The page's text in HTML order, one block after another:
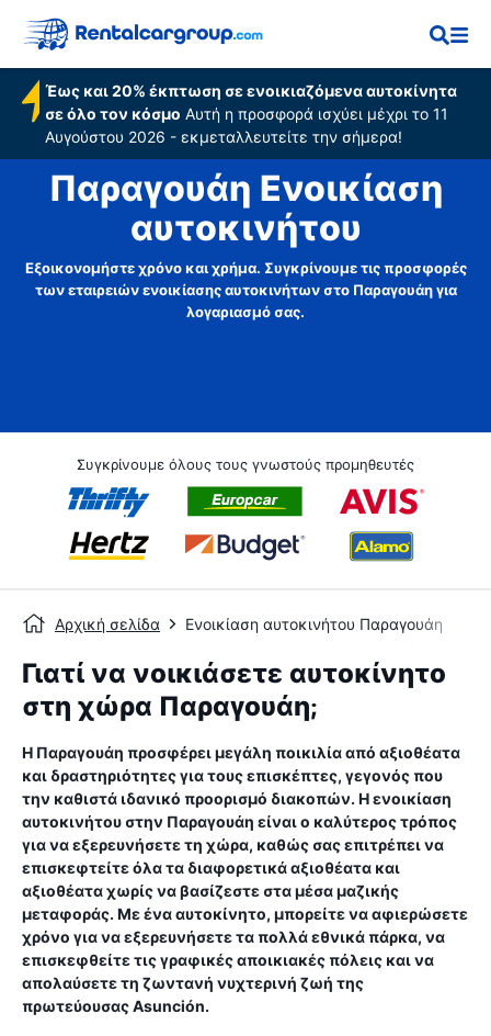
Έως και 20% έκπτωση σε ενοικιαζόμενα αυτοκίνητα
σε όλο τον κόσμο Αυτή η προσφορά ισχύει μέχρι το 11
Αυγούστου 2026 - εκμεταλλευτείτε την σήμερα!
Παραγουάη Ενοικίαση
αυτοκινήτου
Εξοικονομήστε χρόνο και χρήμα. Συγκρίνουμε τις προσφορές
των εταιρειών ενοικίασης αυτοκινήτων στο Παραγουάη για
λογαριασμό σας.
Συγκρίνουμε όλους τους γνωστούς προμηθευτές
Αρχική σελίδα Ενοικίαση αυτοκινήτου Παραγουάη
Γιατί να νοικιάσετε αυτοκίνητο
στη χώρα Παραγουάη;
Η Παραγουάη προσφέρει μεγάλη ποικιλία από αξιοθέατα
και δραστηριότητες για τους επισκέπτες, γεγονός που
την καθιστά ιδανικό προορισμό διακοπών. Η ενοικίαση
αυτοκινήτου στην Παραγουάη είναι ο καλύτερος τρόπος
για να εξερευνήσετε τη χώρα, καθώς σας επιτρέπει να
επισκεφτείτε όλα τα διαφορετικά αξιοθέατα και
αξιοθέατα χωρίς να βασίζεστε στα μέσα μαζικής
μεταφοράς. Με ένα αυτοκίνητο, μπορείτε να αφιερώσετε
χρόνο για να εξερευνήσετε τα πολλά εθνικά πάρκα, να
επισκεφθείτε τις γραφικές αποικιακές πόλεις και να
απολαύσετε τη ζωντανή νυχτερινή ζωή της
πρωτεύουσας Asunción.